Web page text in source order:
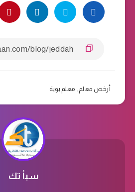
أرخص معلم معلم بوية
سبأ تك